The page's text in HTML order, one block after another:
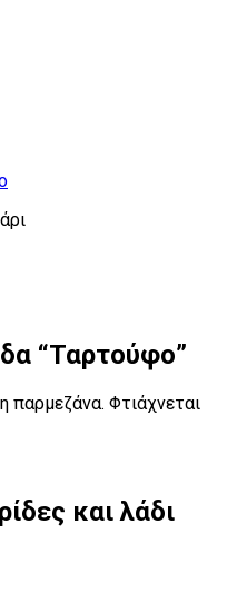
“Ταρτούφο”
παρμεζάνα. Φτιάχνεται
και λάδι